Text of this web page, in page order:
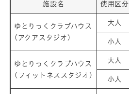
施設名 使用区分
ゆとりっくクラブハウス
(アクアスタジオ)
大人
小人
ゆとりっくクラブハウス
(フィットネススタジオ)
大人
小人